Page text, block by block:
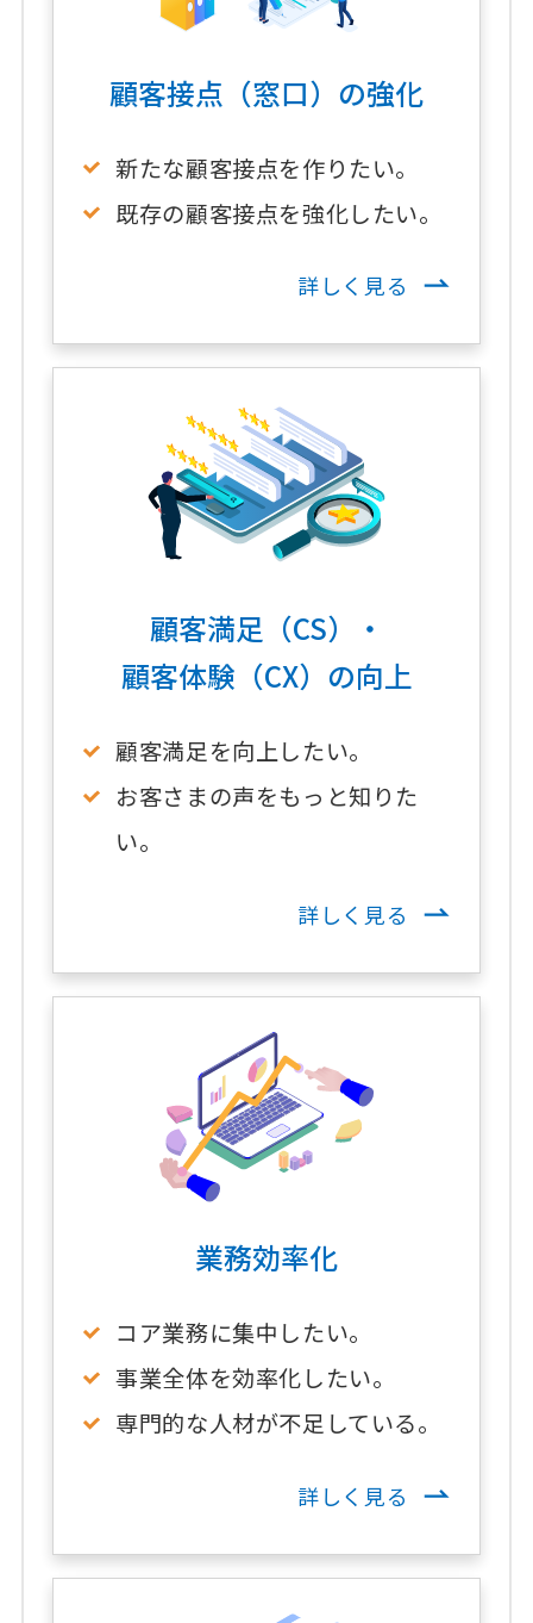
顧客接点（窓口）の強化
新たな顧客接点を作りたい。
既存の顧客接点を強化したい。
詳しく見る
顧客満足（CS）・
顧客体験（CX）の向上
顧客満足を向上したい。
お客さまの声をもっと知りた
い。
詳しく見る
業務効率化
コア業務に集中したい。
事業全体を効率化したい。
専門的な人材が不足している。
詳しく見る